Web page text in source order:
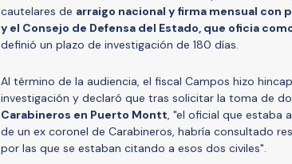
cautelares de arraigo nacional y firma mensual con
y el Consejo de Defensa del Estado, que oficia
definió un plazo de investigación de 180 días.
Al término de la audiencia, el fiscal Campos hizo
investigación y declaró que tras solicitar la toma de
Carabineros en Puerto Montt, "el oficial que estaba
de un ex coronel de Carabineros, habría consultado
por las que se estaban citando a esos dos civiles".